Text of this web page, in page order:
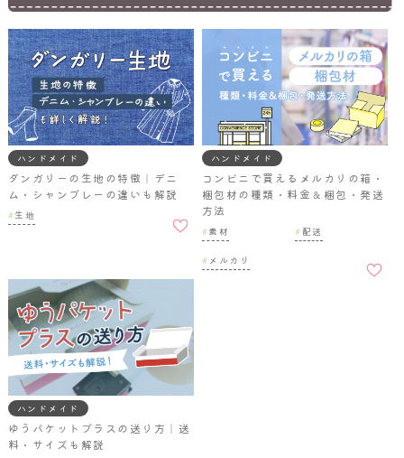
ハンドメイド
ダンガリーの生地の特徴｜デニ
ム・シャンブレーの違いも解説
生地
入りに
ハンドメイド
コンビニで買えるメルカリの箱・
梱包材の種類・料金＆梱包・発送
方法
素材 配送
メルカリ
入りに
ハンドメイド
ゆうパケットプラスの送り方｜送
料・サイズも解説